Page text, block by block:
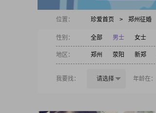
位置： 珍爱首页 > 郑州征婚
性别： 全部 男士 女士
地区： 郑州 荥阳 新郑
我要找： 请选择 年龄在：